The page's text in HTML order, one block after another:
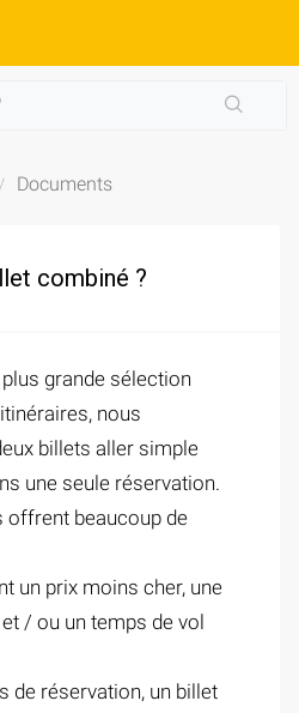
Documents
combiné ?
grande sélection
nous
billets aller simple
une seule réservation.
offrent beaucoup de
un prix moins cher, une
/ ou un temps de vol
de réservation, un billet